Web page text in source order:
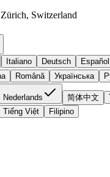
Switzerland
Italiano Deutsch Español
Română Українська
Nederlands 简体中文
Tiếng Việt Filipino